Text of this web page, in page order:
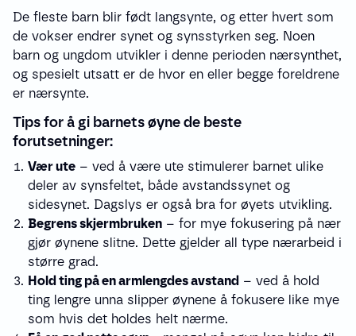
De fleste barn blir født langsynte, og etter hvert som
de vokser endrer synet og synsstyrken seg. Noen
barn og ungdom utvikler i denne perioden nærsynthet,
og spesielt utsatt er de hvor en eller begge foreldrene
er nærsynte.
Tips for å gi barnets øyne de beste
forutsetninger:
Vær ute– ved å være ute stimulerer barnet ulike
deler av synsfeltet, både avstandssynet og
sidesynet. Dagslys er også bra for øyets utvikling.
Begrens skjermbruken– for mye fokusering på nær
gjør øynene slitne. Dette gjelder all type nærarbeid i
større grad.
Hold ting på en armlengdes avstand – ved å hold
ting lengre unna slipper øynene å fokusere like mye
som hvis det holdes helt nærme.